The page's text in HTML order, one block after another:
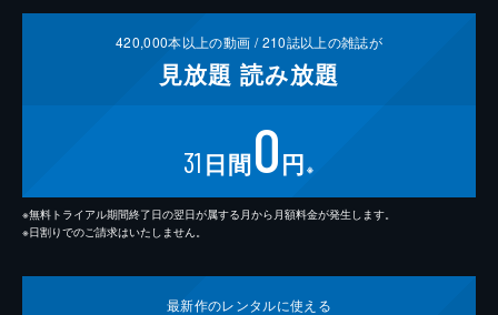
420,000本以上の動画 /210誌以上の雑誌が
見放題 読み放題
31 日間0円 ※
※無料トライアル期間終了日の翌日が属する月から月額料金が発生します。
※日割りでのご請求はいたしません。
最新作のレンタルに使える